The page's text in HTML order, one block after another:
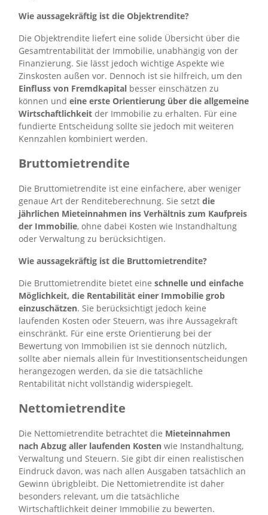
Wie aussagekräftig ist die Objektrendite?
Die Objektrendite liefert eine solide Übersicht über die
Gesamtrentabilität der Immobilie, unabhängig von der
Finanzierung. Sie lässt jedoch wichtige Aspekte wie
Zinskosten außen vor. Dennoch ist sie hilfreich, um den
Einfluss von Fremdkapital besser einschätzen zu
können und eine erste Orientierung über die allgemeine
Wirtschaftlichkeit der Immobilie zu erhalten. Für eine
fundierte Entscheidung sollte sie jedoch mit weiteren
Kennzahlen kombiniert werden.
Bruttomietrendite
Die Bruttomietrendite ist eine einfachere, aber weniger
genaue Art der Renditeberechnung. Sie setzt die
jährlichen Mieteinnahmen ins Verhältnis zum Kaufpreis
der Immobilie, ohne dabei Kosten wie Instandhaltung
oder Verwaltung zu berücksichtigen.
Wie aussagekräftig ist die Bruttomietrendite?
Die Bruttomietrendite bietet eine schnelle und einfache
Möglichkeit, die Rentabilität einer Immobilie grob
einzuschätzen. Sie berücksichtigt jedoch keine
laufenden Kosten oder Steuern, was ihre Aussagekraft
einschränkt. Für eine erste Orientierung bei der
Bewertung von Immobilien ist sie dennoch nützlich,
sollte aber niemals allein für Investitionsentscheidungen
herangezogen werden, da sie die tatsächliche
Rentabilität nicht vollständig widerspiegelt.
Nettomietrendite
Die Nettomietrendite betrachtet die Mieteinnahmen
nach Abzug aller laufenden Kosten wie Instandhaltung,
Verwaltung und Steuern. Sie gibt dir einen realistischen
Eindruck davon, was nach allen Ausgaben tatsächlich an
Gewinn übrigbleibt. Die Nettomietrendite ist daher
besonders relevant, um die tatsächliche
Wirtschaftlichkeit deiner Immobilie zu bewerten.